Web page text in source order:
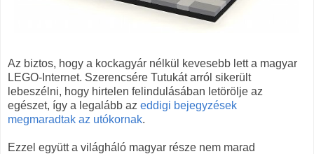
Az biztos, hogy a kockagyár nélkül kevesebb lett a magyar
LEGO-Internet. Szerencsére Tutukát arról sikerült
lebeszélni, hogy hirtelen felindulásában letörölje az
egészet, így a legalább az eddigi bejegyzések
megmaradtak az utókornak.
Ezzel együtt a világháló magyar része nem marad